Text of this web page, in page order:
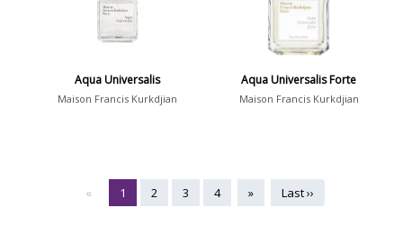
Aqua Universalis
Maison Francis Kurkdjian
Aqua Universalis Forte
Maison Francis Kurkdjian
« 1 2 3 4 » Last ››